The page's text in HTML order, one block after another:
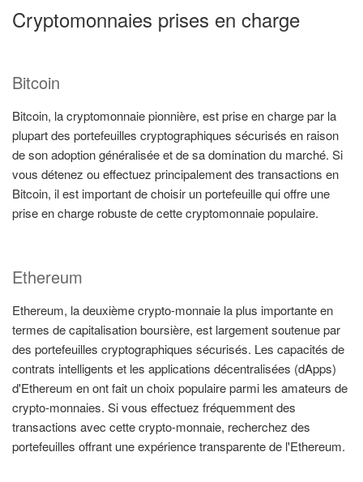
Cryptomonnaies prises en charge
Bitcoin
Bitcoin, la cryptomonnaie pionnière, est prise en charge par la
plupart des portefeuilles cryptographiques sécurisés en raison
de son adoption généralisée et de sa domination du marché. Si
vous détenez ou effectuez principalement des transactions en
Bitcoin, il est important de choisir un portefeuille qui offre une
prise en charge robuste de cette cryptomonnaie populaire.
Ethereum
Ethereum, la deuxième crypto-monnaie la plus importante en
termes de capitalisation boursière, est largement soutenue par
des portefeuilles cryptographiques sécurisés. Les capacités de
contrats intelligents et les applications décentralisées (dApps)
d'Ethereum en ont fait un choix populaire parmi les amateurs de
crypto-monnaies. Si vous effectuez fréquemment des
transactions avec cette crypto-monnaie, recherchez des
portefeuilles offrant une expérience transparente de l'Ethereum.